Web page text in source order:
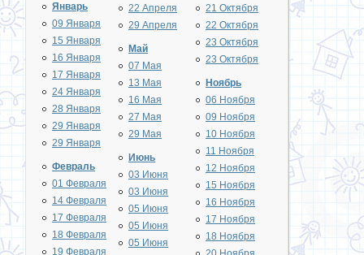
Январь
09 Января
15 Января
16 Января
17 Января
24 Января
28 Января
29 Января
29 Января
Февраль
01 Февраля
14 Февраля
17 Февраля
18 Февраля
19 Февраля
22 Апреля
29 Апреля
Май
07 Мая
13 Мая
16 Мая
27 Мая
29 Мая
Июнь
03 Июня
03 Июня
05 Июня
05 Июня
05 Июня
21 Октября
22 Октября
23 Октября
23 Октября
Ноябрь
06 Ноября
09 Ноября
10 Ноября
11 Ноября
12 Ноября
15 Ноября
16 Ноября
17 Ноября
18 Ноября